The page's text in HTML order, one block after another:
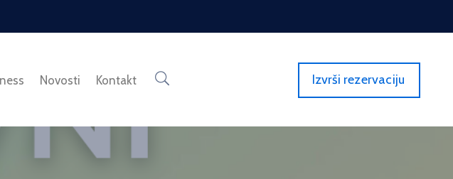
Novosti Kontakt Izvrši rezervaciju